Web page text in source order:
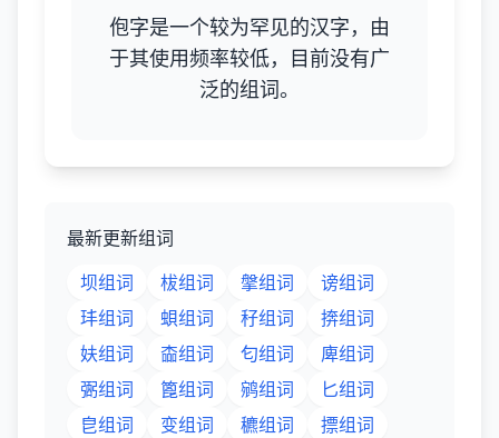
佨字是一个较为罕见的汉字，由
于其使用频率较低，目前没有广
泛的组词。
最新更新组词
坝组词
柭组词 搫组词
谤组词
玤组词
蛽组词 秄组词
捹组词
妋组词
楍组词 匂组词
庳组词
弻组词
篦组词 鹓组词
匕组词
皀组词
变组词 穮组词
摽组词